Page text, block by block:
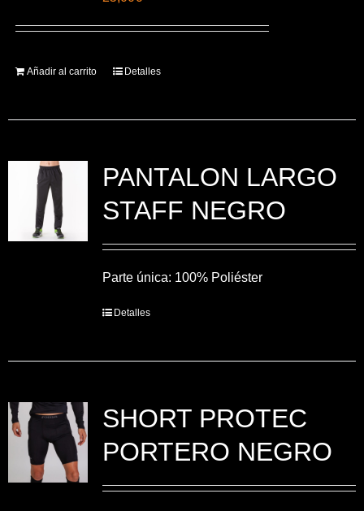
Añadir al carrito Detalles
PANTALON LARGO
STAFF NEGRO
Parte única: 100% Poliéster
Detalles
SHORT PROTEC
PORTERO NEGRO